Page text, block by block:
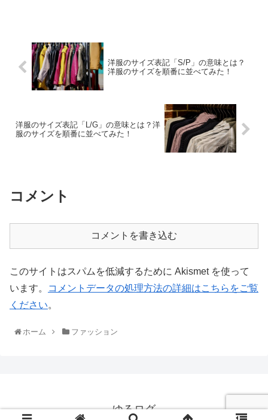
洋服のサイズ表記「S/P」の意味とは？
洋服のサイズを順番に並べてみた！
洋服のサイズ表記「L/G」の意味とは？洋
服のサイズを順番に並べてみた！
コメント
コメントを書き込む
このサイトはスパムを低減するために Akismet を使って
います。
コメントデータの処理方法の詳細はこちらをご覧
ください。
ホーム ファッション
ゆるログ